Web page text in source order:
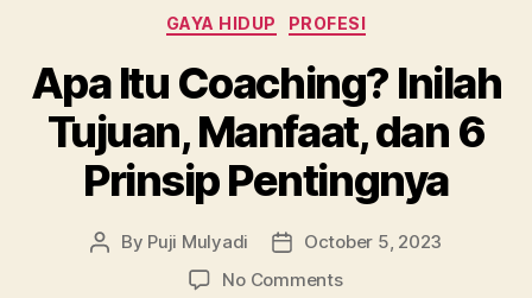
Categories
GAYA HIDUP PROFESI
Apa Itu Coaching? Inilah
Tujuan, Manfaat, dan 6
Prinsip Pentingnya
Post
By Puji Mulyadi
PostOctober 5, 2023
No Commentson